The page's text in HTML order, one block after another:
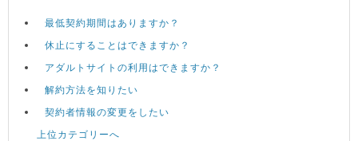
最低契約期間はありますか？
休止にすることはできますか？
アダルトサイトの利用はできますか？
解約方法を知りたい
契約者情報の変更をしたい
上位カテゴリーへ